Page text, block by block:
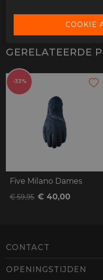
Beschikbaar in de
GERELATEERDE
-33%
Five Milano Dames
€ 59,95 € 40,00
CONTACT
OPENINGSTIJDEN